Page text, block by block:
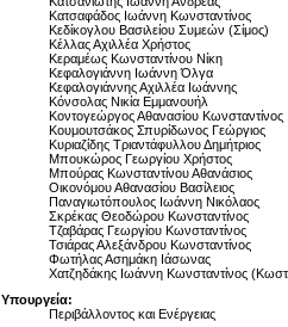
Κατσαφάδος Ιωάννη Κωνσταντίνος
Κεδίκογλου Βασιλείου Συμεών (Σίμος)
Κέλλας Αχιλλέα Χρήστος
Κεραμέως Κωνσταντίνου Νίκη
Κεφαλογιάννη Ιωάννη Όλγα
Κεφαλογιάννης Αχιλλέα Ιωάννης
Κόνσολας Νικία Εμμανουήλ
Κοντογεώργος Αθανασίου Κωνσταντίνος
Κουμουτσάκος Σπυρίδωνος Γεώργιος
Κυριαζίδης Τριαντάφυλλου Δημήτριος
Μπουκώρος Γεωργίου Χρήστος
Μπούρας Κωνσταντίνου Αθανάσιος
Οικονόμου Αθανασίου Βασίλειος
Παναγιωτόπουλος Ιωάννη Νικόλαος
Σκρέκας Θεοδώρου Κωνσταντίνος
Τζαβάρας Γεωργίου Κωνσταντίνος
Τσιάρας Αλεξάνδρου Κωνσταντίνος
Φωτήλας Ασημάκη Ιάσωνας
Χατζηδάκης Ιωάννη Κωνσταντίνος
Υπουργεία:
Περιβάλλοντος και Ενέργειας